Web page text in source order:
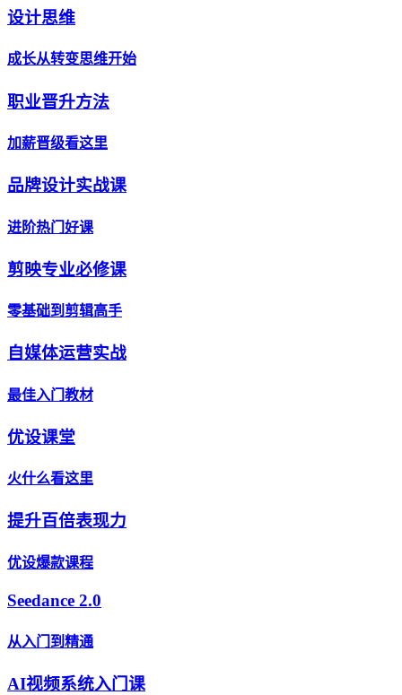
设计思维
成长从转变思维开始
职业晋升方法
加薪晋级看这里
品牌设计实战课
进阶热门好课
剪映专业必修课
零基础到剪辑高手
自媒体运营实战
最佳入门教材
优设课堂
火什么看这里
提升百倍表现力
优设爆款课程
Seedance 2.0
从入门到精通
AI视频系统入门课